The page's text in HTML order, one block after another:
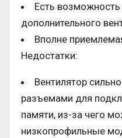
Есть возможность
дополнительного
Вполне
Недостатки:
Вентилятор
разъемами для
памяти, из-за чего
низкопрофильные